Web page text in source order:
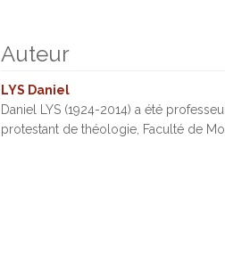
Auteur
LYS Daniel
Daniel LYS (1924-2014) a été
protestant de théologie, Faculté de